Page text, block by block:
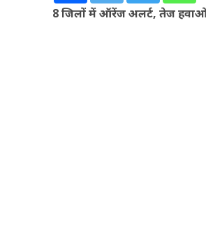
8 जिलों में ऑरेंज अलर्ट, तेज हवाओं